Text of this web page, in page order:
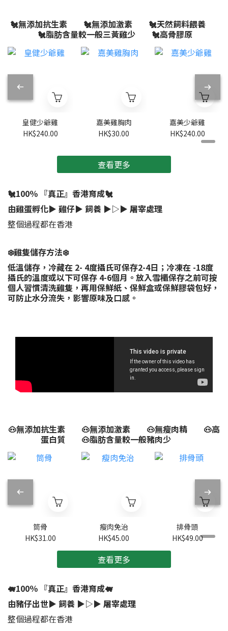
🐔無添加抗生素 🐔無添加激素 🐔天然飼料餵養
🐔脂肪含量較一般三黃雞少 🐔高骨膠原
皇健少爺雞
HK$240.00
嘉美雞胸肉
HK$30.00
嘉美少爺雞
HK$240.00
查看更多
🐔100％ 『真正』香港育成🐔
由雞蛋孵化▶︎ 雞仔▶︎ 飼養 ▶︎▷▶︎ 屠宰處理
整個過程都在香港
❄️雞隻儲存方法❄️
低溫儲存，冷藏在 2- 4度攝氏可保存2-4日；冷凍在 -18度
攝氏的溫度或以下可保存 4-6個月。放入雪櫃保存之前可按
個人習慣清洗雞隻，再用保鮮紙、保鮮盒或保鮮膠袋包好，
可防止水分流失，影響原味及口感。
🐽無添加抗生素 🐽無添加激素 🐽無瘦肉精 🐽高
蛋白質 🐽脂肪含量較一般豬肉少
筒骨
HK$31.00
瘦肉免治
HK$45.00
排骨頭
HK$49.00
查看更多
🐖100％ 『真正』香港育成🐖
由豬仔出世▶︎ 飼養 ▶︎▷▶︎ 屠宰處理
整個過程都在香港